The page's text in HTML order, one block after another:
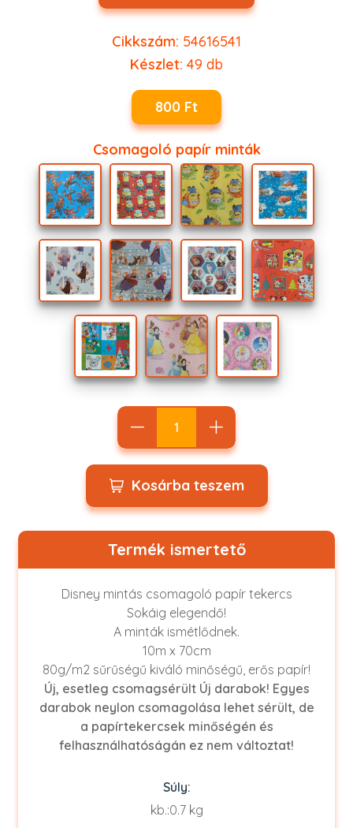
Cikkszám: 54616541
Készlet: 49 db
800 Ft
Csomagoló papír minták
Kosárba teszem
Termék ismertető
Disney mintás csomagoló papír tekercs
Sokáig elegendő!
A minták ismétlődnek.
10m x 70cm
80g/m2 sűrűségű kiváló minőségű, erős papír!
Új, esetleg csomagsérült Új darabok! Egyes
darabok neylon csomagolása lehet sérült, de
a papírtekercsek minőségén és
felhasználhatóságán ez nem változtat!
Súly:
kb.:0.7 kg